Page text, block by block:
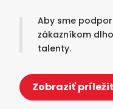
Aby sme
zákazníkom
talenty.
Zobraziť